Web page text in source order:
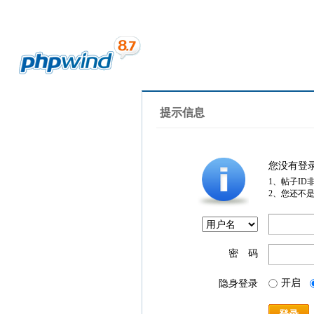
提示信息
您没有登
1、帖子ID
2、您还不
密 码
隐身登录 开启